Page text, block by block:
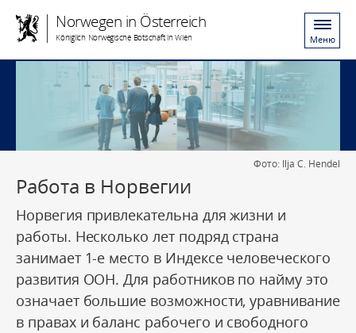
Norwegen in Österreich
Königlich Norwegische Botschaft in Wien Меню
Фото: Ilja C. Hendel
Работа в Норвегии
Норвегия привлекательна для жизни и
работы. Несколько лет подряд страна
занимает 1-е место в Индексе человеческого
развития ООН. Для работников по найму это
означает большие возможности, уравнивание
в правах и баланс рабочего и свободного